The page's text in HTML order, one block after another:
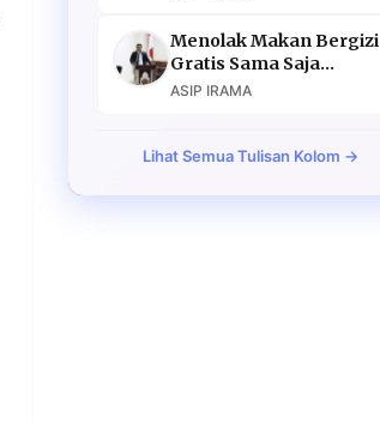
Menolak Makan Bergizi
Gratis Sama Saja
Menolak Masa Depan
ASIP IRAMA
Lihat Semua Tulisan Kolom →